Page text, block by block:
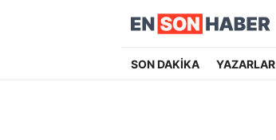
SON DAKİKA YAZARLAR